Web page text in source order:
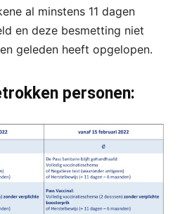
al minstens 11 dagen
en deze besmetting niet
geleden heeft opgelopen.
personen: